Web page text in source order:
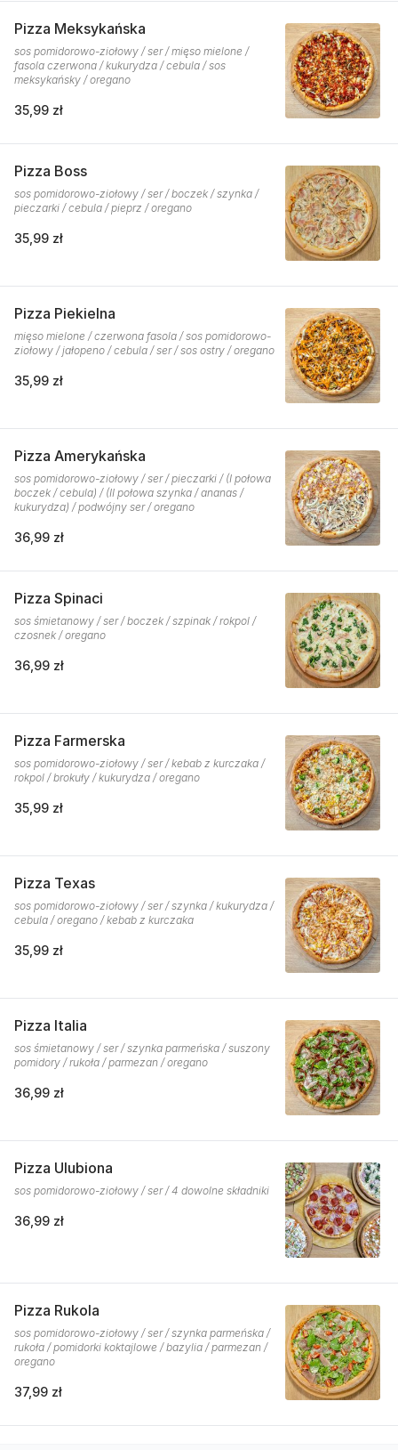
Pizza Meksykańska
sos pomidorowo-ziołowy / ser / mięso mielone /
fasola czerwona / kukurydza / cebula / sos
meksykańsky / oregano
35,99 zł
Pizza Boss
sos pomidorowo-ziołowy / ser / boczek / szynka /
pieczarki / cebula / pieprz / oregano
35,99 zł
Pizza Piekielna
mięso mielone / czerwona fasola / sos pomidorowo-
ziołowy / jałopeno / cebula / ser / sos ostry / oregano
35,99 zł
Pizza Amerykańska
sos pomidorowo-ziołowy / ser / pieczarki / (I połowa
boczek / cebula) / (II połowa szynka / ananas /
kukurydza) / podwójny ser / oregano
36,99 zł
Pizza Spinaci
sos śmietanowy / ser / boczek / szpinak / rokpol /
czosnek / oregano
36,99 zł
Pizza Farmerska
sos pomidorowo-ziołowy / ser / kebab z kurczaka /
rokpol / brokuły / kukurydza / oregano
35,99 zł
Pizza Texas
sos pomidorowo-ziołowy / ser / szynka / kukurydza /
cebula / oregano / kebab z kurczaka
35,99 zł
Pizza Italia
sos śmietanowy / ser / szynka parmeńska / suszony
pomidory / rukoła / parmezan / oregano
36,99 zł
Pizza Ulubiona
sos pomidorowo-ziołowy / ser / 4 dowolne składniki
36,99 zł
Pizza Rukola
sos pomidorowo-ziołowy / ser / szynka parmeńska /
rukoła / pomidorki koktajlowe / bazylia / parmezan /
oregano
37,99 zł